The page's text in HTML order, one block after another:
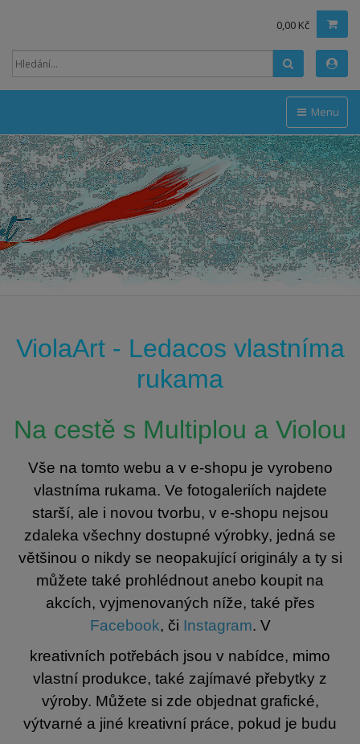
0,00 Kč
Menu
ViolaArt - Ledacos vlastníma
rukama
Na cestě s Multiplou a Violou
Vše na tomto webu a v e-shopu je vyrobeno
vlastníma rukama. Ve fotogaleriích najdete
starší, ale i novou tvorbu, v e-shopu nejsou
zdaleka všechny dostupné výrobky, jedná se
většinou o nikdy se neopakující originály a ty si
můžete také prohlédnout anebo koupit na
akcích, vyjmenovaných níže, také přes
Facebook, či Instagram. V
kreativních potřebách jsou v nabídce, mimo
vlastní produkce, také zajímavé přebytky z
výroby. Můžete si zde objednat grafické,
výtvarné a jiné kreativní práce, pokud je budu